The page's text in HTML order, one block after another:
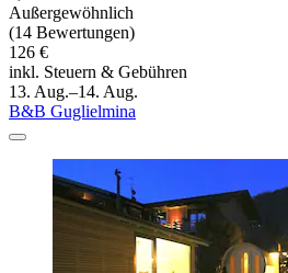
Außergewöhnlich
(14 Bewertungen)
126 €
inkl. Steuern & Gebühren
13. Aug.–14. Aug.
B&B Guglielmina